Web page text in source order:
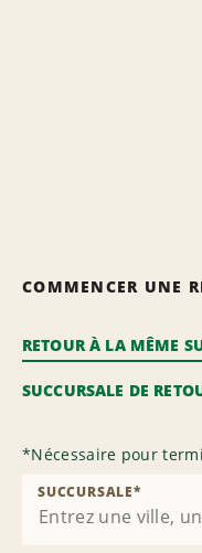
COMMENCER UNE
RETOUR À LA MÊME
SUCCURSALE DE
*Nécessaire pour
SUCCURSALE*